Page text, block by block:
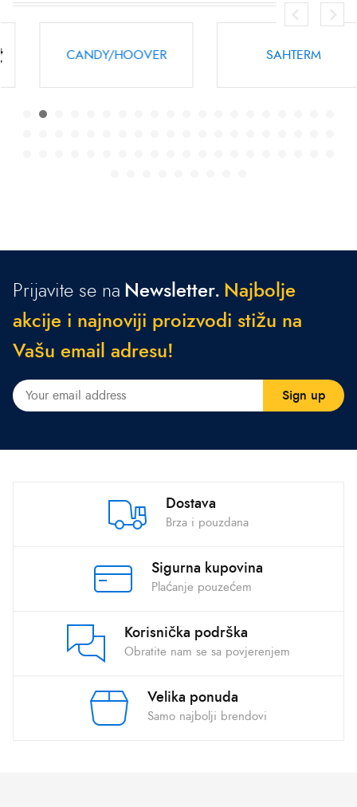
WHIRLPOOL/INDESIT
Prijavite se na Newsletter. Naj bo je
a kcije i najnoviji proizvod i stižu na
Vašu emai ad resu!
Dostava
Brza i pouzdana
Sigurna kupovina
Plaćanje pouzećem
Korisnička podrška
Obratite nam se sa povjerenjem
Velika ponuda
Samo najbolji brendovi